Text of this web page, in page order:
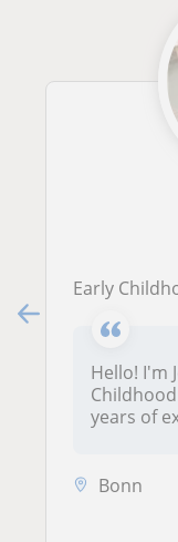
Early Childhood
Hello! I'm
years of
Bonn